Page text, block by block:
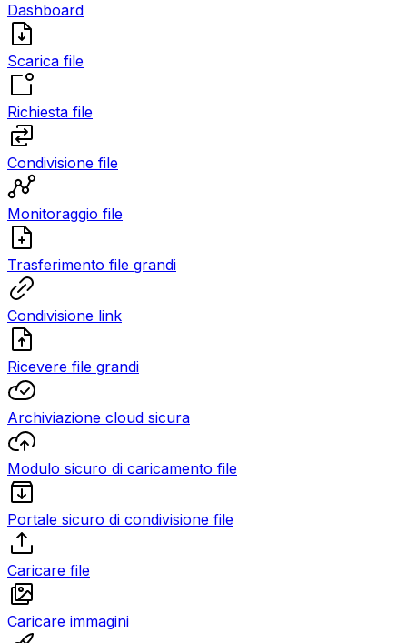
Dashboard
Scarica file
Richiesta file
Condivisione file
Monitoraggio file
Trasferimento file grandi
Condivisione link
Ricevere file grandi
Archiviazione cloud sicura
Modulo sicuro di caricamento file
Portale sicuro di condivisione file
Caricare file
Caricare immagini